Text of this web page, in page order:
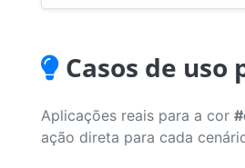
Casos de uso
Aplicações reais para a cor
ação direta para cada